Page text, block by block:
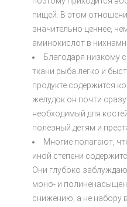
пищей. В этом
значительно ценнее,
аминокислот в
Благодаря низкому
ткани рыба легко и
продукте содержится
желудок он почти
необходимый для
полезный детям и
Многие полагают,
иной степени
Они глубоко
моно- и
снижению, а не набору